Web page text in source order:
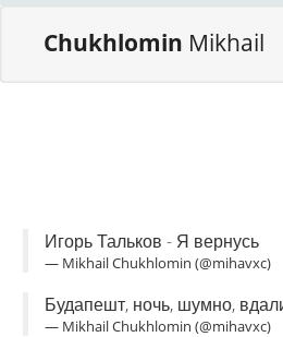
Chukhlomin Mikhail
Игорь Тальков - Я вернусь
— Mikhail Chukhlomin (@mihavxc)
Будапешт, ночь, шумно,
— Mikhail Chukhlomin (@mihavxc)